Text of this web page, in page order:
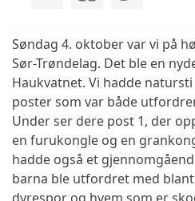
Søndag 4. oktober var vi på
Sør-Trøndelag. Det ble en
Haukvatnet. Vi hadde
poster som var både
Under ser dere post 1, der
en furukongle og en
hadde også et
barna ble utfordret med